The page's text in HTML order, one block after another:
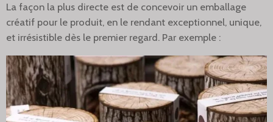
La façon la plus directe est de concevoir un emballage
créatif pour le produit, en le rendant exceptionnel, unique,
et irrésistible dès le premier regard. Par exemple :